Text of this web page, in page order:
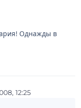
Однажды в
12:25